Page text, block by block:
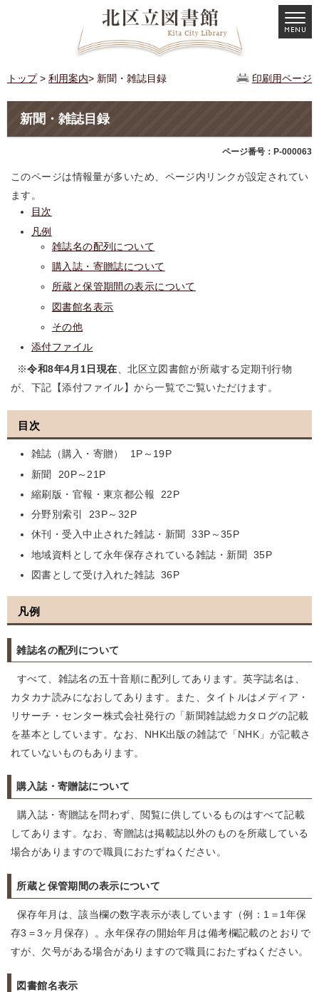
印刷用ページ
トップ> 利用案内> 新聞・雑誌目録
新聞・雑誌目録
ページ番号：P-000063
このページは情報量が多いため、ページ内リンクが設定されてい
ます。
目次
凡例
雑誌名の配列について
購入誌・寄贈誌について
所蔵と保管期間の表示について
図書館名表示
その他
添付ファイル
※令和8年4月1日現在、北区立図書館が所蔵する定期刊行物
が、下記【添付ファイル】から一覧でご覧いただけます。
目次
雑誌（購入・寄贈） 1P～19P
新聞 20P～21P
縮刷版・官報・東京都公報 22P
分野別索引 23P～32P
休刊・受入中止された雑誌・新聞 33P～35P
地域資料として永年保存されている雑誌・新聞 35P
図書として受け入れた雑誌 36P
凡例
雑誌名の配列について
すべて、雑誌名の五十音順に配列してあります。英字誌名は、
カタカナ読みになおしてあります。また、タイトルはメディア・
リサーチ・センター株式会社発行の「新聞雑誌総カタログの記載
を基本としています。なお、NHK出版の雑誌で「NHK」が記載さ
れていないものもあります。
購入誌・寄贈誌について
購入誌・寄贈誌を問わず、閲覧に供しているものはすべて記載
してあります。なお、寄贈誌は掲載誌以外のものを所蔵している
場合がありますので職員におたずねください。
所蔵と保管期間の表示について
保存年月は、該当欄の数字表示が表しています（例：1＝1年保
存3＝3ヶ月保存）。永年保存の開始年月は備考欄記載のとおりで
すが、欠号がある場合がありますので職員におたずねください。
図書館名表示